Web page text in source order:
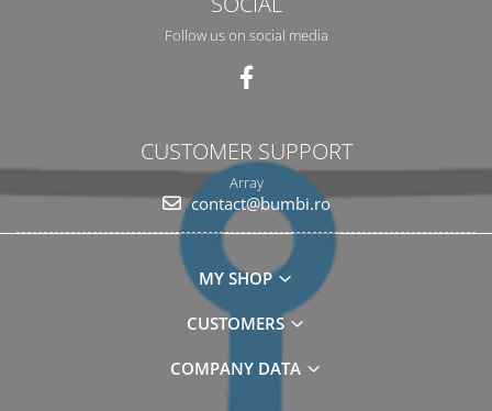
Follow us on social media
CUSTOMER SUPPORT
Array
contact@bumbi.ro
MY SHOP
CUSTOMERS
COMPANY DATA